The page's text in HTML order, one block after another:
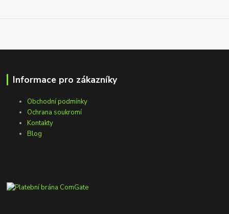
Informace pro zákazníky
Obchodní podmínky
Ochrana soukromí
Kontakty
Blog